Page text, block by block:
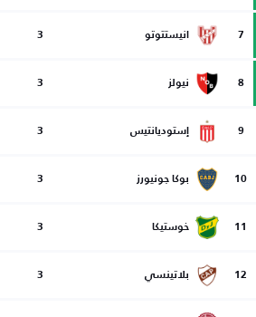
7 انيستتوتو 3
8 نيولز 3
9 إستوديانتيس 3
10 بوكا جونيورز 3
11 خوستيكا 3
12 بلاتينسي 3